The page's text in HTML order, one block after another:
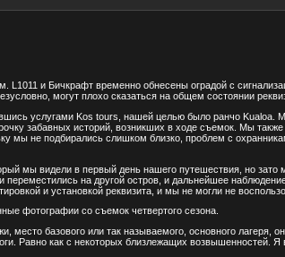
L1011 и Бичкрафт временно обнесены оградой с
могут плохо сказаться на общем состоянии
услугами Kos tours, нашей целью было ранчо
забавных историй, возникших в ходе съемок. Мы
мы не подбирались слишком близко, проблем с
мы видели в первый день нашего путешествия, но
на другой остров, и дальнейшее
и установкой реквизита, и мы не могли не
фотографии со съемок четвертого сезона.
место базового или так называемого, основного
Равно как с некоторых близлежащих возвышенностей.